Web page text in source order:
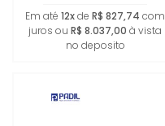
Em até 12xde R$ 827,74 com
juros ou R$ 8.037,00 à vista
no deposito